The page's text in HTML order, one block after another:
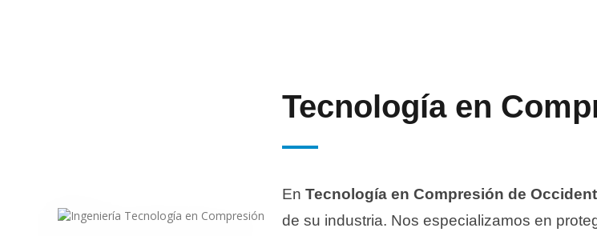
Tecnología en
En Tecnología en Compresión de
de su industria. Nos especializamos en